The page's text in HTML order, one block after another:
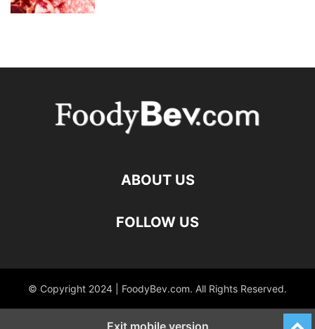
ABOUT US
FOLLOW US
© Copyright 2024 | FoodyBev.com. All Rights Reserved.
Exit mobile version